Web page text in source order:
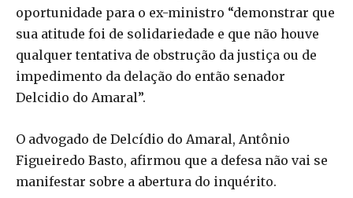
oportunidade para o ex-ministro “demonstrar que
sua atitude foi de solidariedade e que não houve
qualquer tentativa de obstrução da justiça ou de
impedimento da delação do então senador
Delcidio do Amaral”.
O advogado de Delcídio do Amaral, Antônio
Figueiredo Basto, afirmou que a defesa não vai se
manifestar sobre a abertura do inquérito.